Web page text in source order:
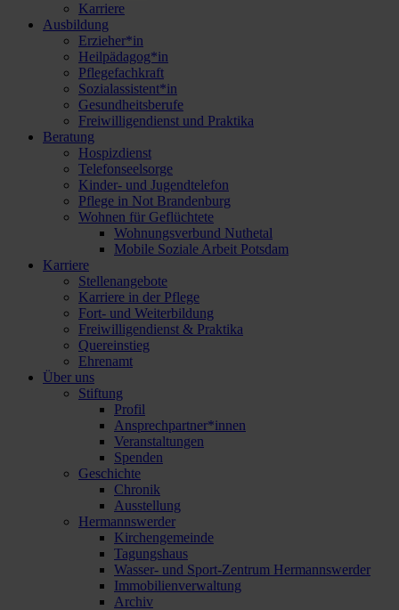
Karriere
Ausbildung
Erzieher*in
Heilpädagog*in
Pflegefachkraft
Sozialassistent*in
Gesundheitsberufe
Freiwilligendienst und Praktika
Beratung
Hospizdienst
Telefonseelsorge
Kinder- und Jugendtelefon
Pflege in Not Brandenburg
Wohnen für Geflüchtete
Wohnungsverbund Nuthetal
Mobile Soziale Arbeit Potsdam
Karriere
Stellenangebote
Karriere in der Pflege
Fort- und Weiterbildung
Freiwilligendienst & Praktika
Quereinstieg
Ehrenamt
Über uns
Stiftung
Profil
Ansprechpartner*innen
Veranstaltungen
Spenden
Geschichte
Chronik
Ausstellung
Hermannswerder
Kirchengemeinde
Tagungshaus
Wasser- und Sport-Zentrum Hermannswerder
Immobilienverwaltung
Archiv